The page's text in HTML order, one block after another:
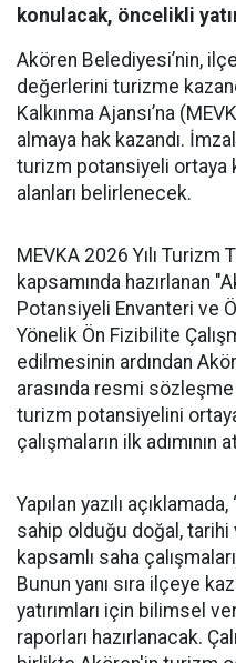
konulacak, öncelikli
Akören Belediyesi’nin,
değerlerini turizme
Kalkınma Ajansı’na
almaya hak kazandı.
turizm potansiyeli ortaya
alanları belirlenecek.
MEVKA 2026 Yılı Turizm
kapsamında hazırlanan
Potansiyeli Envanteri ve
Yönelik Ön Fizibilite
edilmesinin ardından
arasında resmi
turizm potansiyelini
çalışmaların ilk adımının
Yapılan yazılı
sahip olduğu doğal,
kapsamlı saha
Bunun yanı sıra ilçeye
yatırımları için bilimsel
raporları hazırlanacak.